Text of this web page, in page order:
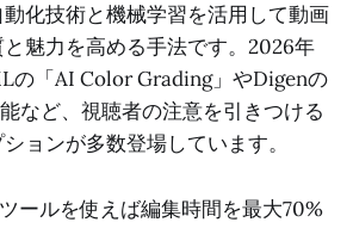
化技術と機械学習を活用して動画
魅力を高める手法です。2026年
の「AI Color Grading」やDigenの
など、視聴者の注意を引きつける
ョンが多数登場しています。
ールを使えば編集時間を最大70%